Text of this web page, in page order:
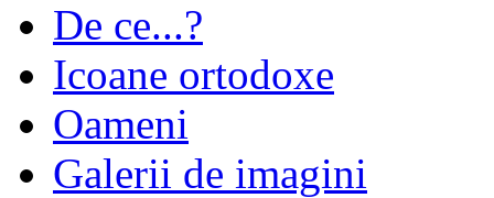
De ce...?
Icoane ortodoxe
Oameni
Galerii de imagini